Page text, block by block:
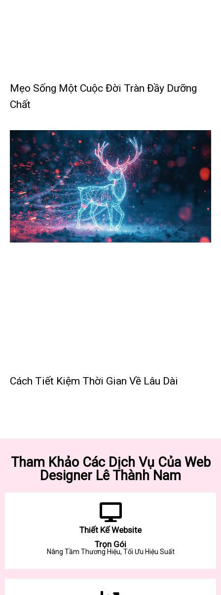
Mẹo Sống Một Cuộc Đời Tràn Đầy Dưỡng
Chất
Cách Tiết Kiệm Thời Gian Về Lâu Dài
Tham Khảo Các Dịch Vụ Của Web
Designer Lê Thành Nam
Thiết Kế Website
Trọn Gói
Nâng Tầm Thương Hiệu, Tối Ưu Hiệu Suất